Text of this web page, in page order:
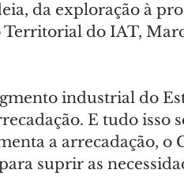
da exploração à
Territorial do IAT,
industrial do
E tudo isso
a arrecadação, o
suprir as